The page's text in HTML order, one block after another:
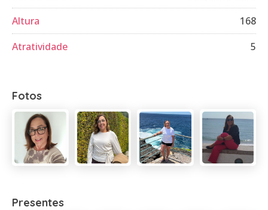
Altura
168
Atratividade
5
Fotos
Presentes